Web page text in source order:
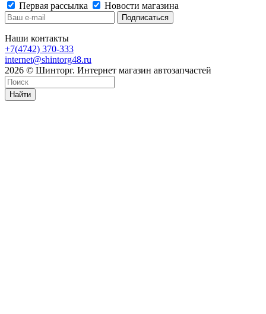
Первая рассылка
Новости магазина
Наши контакты
+7(4742) 370-333
internet@shintorg48.ru
2026 © Шинторг. Интернет магазин автозапчастей
Найти